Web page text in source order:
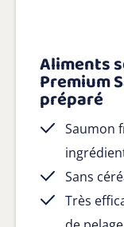
Aliments
Premium
préparé
Saumon
Sans
Très